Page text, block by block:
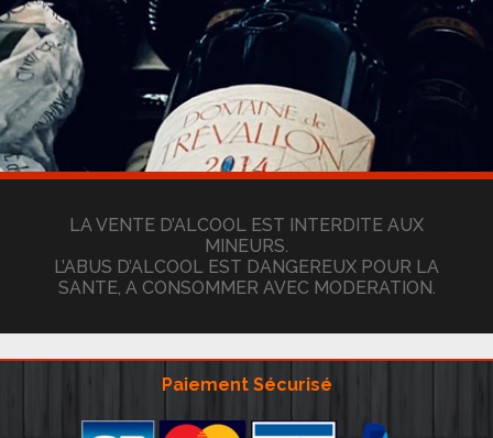
LA VENTE D’ALCOOL EST INTERDITE AUX
MINEURS.
L’ABUS D’ALCOOL EST DANGEREUX POUR LA
SANTE, A CONSOMMER AVEC MODERATION.
Paiement Sécurisé